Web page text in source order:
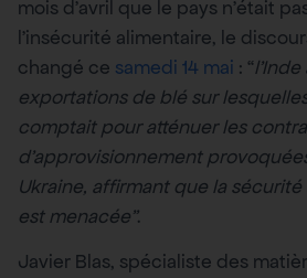
mois d’avril que le pays n’était
l’insécurité alimentaire, le
changé ce samedi 14 mai : “
exportations de blé sur
comptait pour atténuer les
d’approvisionnement
Ukraine, affirmant que la
est menacée”.
Javier Blas, spécialiste des